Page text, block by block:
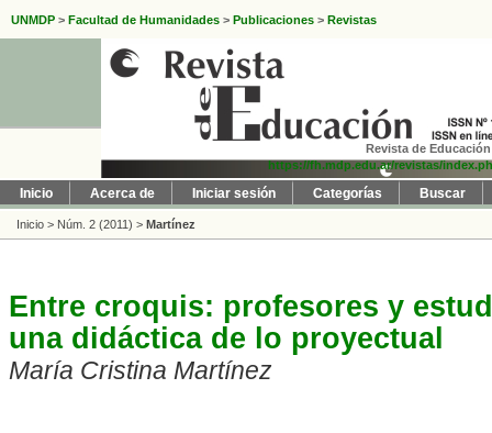
UNMDP > Facultad de Humanidades > Publicaciones > Revistas
Revista de
https://fh.mdp.edu.ar/revistas/
Inicio Acerca de Iniciar sesión Categorías Buscar
Inicio > Núm. 2 (2011) > Martínez
Entre croquis: profesores y
una didáctica de lo proyectual
María Cristina Martínez